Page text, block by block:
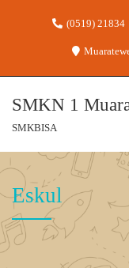
(0519) 21834
SMKN 1
SMKBISA
Eskul